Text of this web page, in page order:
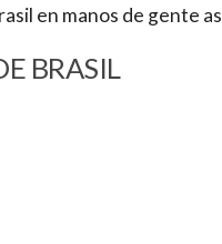
en manos de gente
BRASIL